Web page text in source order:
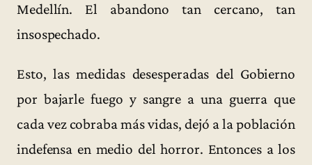
Medellín. El abandono tan cercano, tan
insospechado.
Esto, las medidas desesperadas del Gobierno
por bajarle fuego y sangre a una guerra que
cada vez cobraba más vidas, dejó a la población
indefensa en medio del horror. Entonces a los